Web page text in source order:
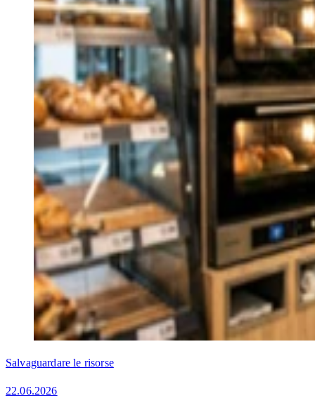
Salvaguardare le risorse
22.06.2026